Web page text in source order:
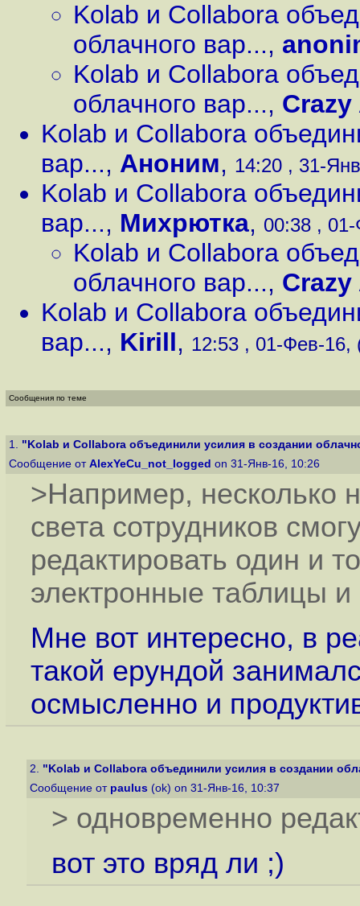
Kolab и Collabora
облачного вар...,
Kolab и Collabora
облачного вар..., Crazy
Kolab и Collabora
вар..., Аноним, 14:20 , 31-
Kolab и Collabora
вар..., Михрютка, 00:38 ,
Kolab и Collabora
облачного вар..., Crazy
Kolab и Collabora
вар..., Kirill, 12:53 , 01-Фев-16,
Сообщения по теме
1. "Kolab и Collabora объединили усилия в создании
Сообщение от AlexYeCu_not_logged on 31-Янв-16, 10:26
>Например, несколько
света сотрудников
редактировать один и
электронные таблицы и
Мне вот интересно, в
такой ерундой
осмысленно и
2. "Kolab и Collabora объединили усилия в создании
Сообщение от paulus (ok) on 31-Янв-16, 10:37
> одновременно
вот это вряд ли ;)